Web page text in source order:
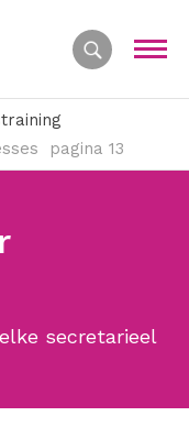
pagina 13
secretarieel